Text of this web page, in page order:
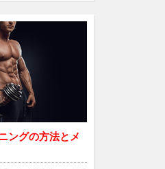
ングの方法とメ